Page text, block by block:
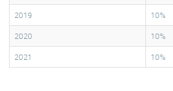
2019
10%
2020
10%
2021
10%